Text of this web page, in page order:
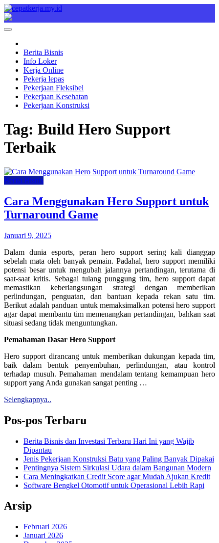
Skip
to
content
Cepat Kerja
Berita Bisnis
Berita Bisnis
Info Loker
Kerja Online
Pekerja lepas
Pekerjaan Fleksibel
Pekerjaan Kesehatan
Pekerjaan Konstruksi
Tag: Build Hero Support
Terbaik
Berita Bisnis
Cara Menggunakan Hero Support untuk
Turnaround Game
Januari 9, 2025
Dalam dunia esports, peran hero support sering kali dianggap
sebelah mata oleh banyak pemain. Padahal, hero support memiliki
potensi besar untuk mengubah jalannya pertandingan, terutama di
saat-saat kritis. Sebagai tulang punggung tim, hero support dapat
memastikan keberlangsungan strategi dengan memberikan
perlindungan, penguatan, dan bantuan kepada rekan satu tim.
Berikut adalah panduan untuk memaksimalkan potensi hero support
agar dapat membantu tim memenangkan pertandingan, bahkan saat
situasi sedang tidak menguntungkan.
Pemahaman Dasar Hero Support
Hero support dirancang untuk memberikan dukungan kepada tim,
baik dalam bentuk penyembuhan, perlindungan, atau kontrol
terhadap musuh. Pemahaman mendalam tentang kemampuan hero
support yang Anda gunakan sangat penting …
Selengkapnya..
Pos-pos Terbaru
Berita Bisnis dan Investasi Terbaru Hari Ini yang Wajib
Dipantau
Jenis Pekerjaan Konstruksi Batu yang Paling Banyak Dipakai
Pentingnya Sistem Sirkulasi Udara dalam Bangunan Modern
Cara Meningkatkan Credit Score agar Mudah Ajukan Kredit
Software Bengkel Otomotif untuk Operasional Lebih Rapi
Arsip
Februari 2026
Januari 2026